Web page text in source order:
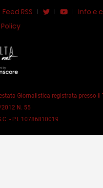
Feed RSS
Info e
Giornalistica registrata presso il
N. 55
- P.I. 10786810019